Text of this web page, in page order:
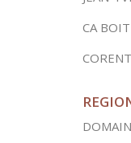
CA